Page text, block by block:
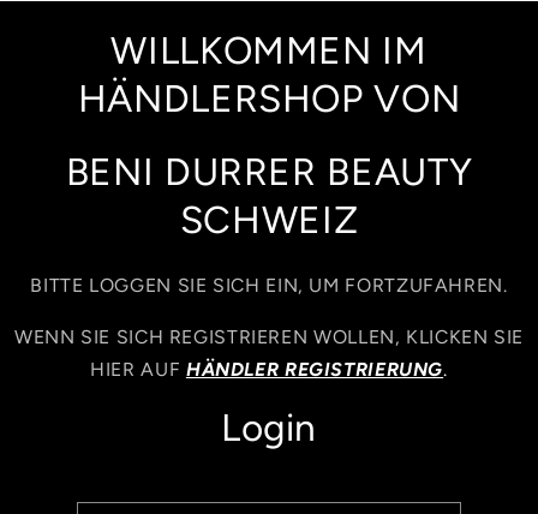
WILLKOMMEN IM
HÄNDLERSHOP VON
BENI DURRER BEAUTY
SCHWEIZ
BITTE LOGGEN SIE SICH EIN, UM FORTZUFAHREN.
WENN SIE SICH REGISTRIEREN WOLLEN, KLICKEN SIE
HIER AUF HÄNDLER REGISTRIERUNG.
Login